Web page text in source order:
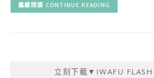
CONTINUE READING
立刻下載▼IWAFU